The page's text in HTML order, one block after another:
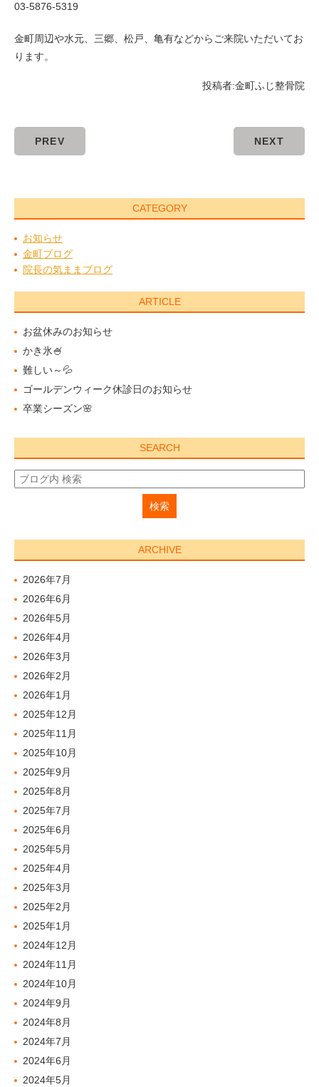
03-5876-5319
金町周辺や水元、三郷、松戸、亀有などからご来院いただいてお
ります。
投稿者:金町ふじ整骨院
PREV NEXT
CATEGORY
お知らせ
金町ブログ
院長の気ままブログ
ARTICLE
お盆休みのお知らせ
かき氷🍧
難しい～💦
ゴールデンウィーク休診日のお知らせ
卒業シーズン🌸
SEARCH
ARCHIVE
2026年7月
2026年6月
2026年5月
2026年4月
2026年3月
2026年2月
2026年1月
2025年12月
2025年11月
2025年10月
2025年9月
2025年8月
2025年7月
2025年6月
2025年5月
2025年4月
2025年3月
2025年2月
2025年1月
2024年12月
2024年11月
2024年10月
2024年9月
2024年8月
2024年7月
2024年6月
2024年5月